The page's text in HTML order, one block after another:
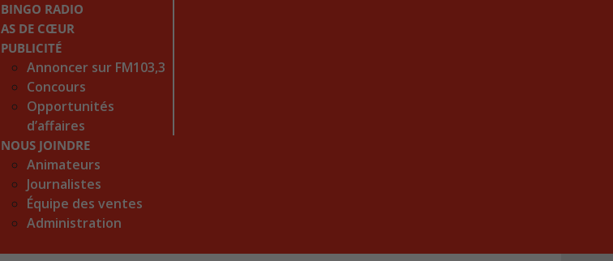
BINGO RADIO
AS DE CŒUR
PUBLICITÉ
Annoncer sur FM103,3
Concours
Opportunités
d’affaires
NOUS JOINDRE
Animateurs
Journalistes
Équipe des ventes
Administration